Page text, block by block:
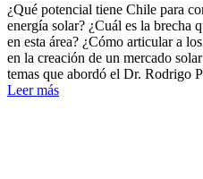
¿Qué potencial tiene Chile para
energía solar? ¿Cuál es la brecha
en esta área? ¿Cómo articular a
en la creación de un mercado
temas que abordó el Dr. Rodrigo
Leer más